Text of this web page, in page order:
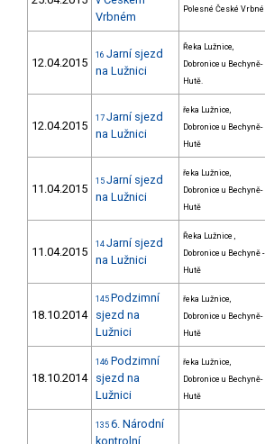
Vrbném
Polesné České Vrbné
12.04.2015
16 Jarní sjezd
na Lužnici
Řeka Lužnice,
Dobronice u Bechyně-
Hutě.
12.04.2015
17 Jarní sjezd
na Lužnici
řeka Lužnice,
Dobronice u Bechyně-
Hutě
11.04.2015
15 Jarní sjezd
na Lužnici
řeka Lužnice,
Dobronice u Bechyně-
Hutě
11.04.2015
14 Jarní sjezd
na Lužnici
Řeka Lužnice ,
Dobronice u Bechyně -
Hutě
18.10.2014
145 Podzimní
sjezd na
Lužnici
řeka Lužnice,
Dobronice u Bechyně-
Hutě
18.10.2014
146 Podzimní
sjezd na
Lužnici
řeka Lužnice,
Dobronice u Bechyně-
Hutě
135 6. Národní
kontrolní